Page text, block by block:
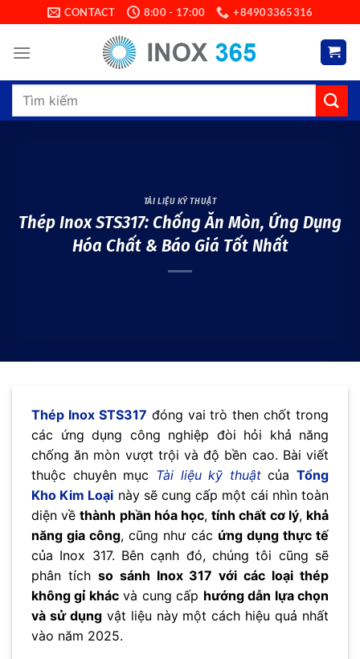
to
content
CONTACT 8:00 - 17:00 +84903365316
Search
TÀI LIỆU KỸ THUẬT
Thép Inox STS317: Chống Ăn Mòn, Ứng Dụng
Hóa Chất & Báo Giá Tốt Nhất
Thép Inox STS317 đóng vai trò then chốt trong
các ứng dụng công nghiệp đòi hỏi khả năng
chống ăn mòn vượt trội và độ bền cao. Bài viết
thuộc chuyên mục Tài liệu kỹ thuậtcủa Tổng
Kho Kim Loại này sẽ cung cấp một cái nhìn toàn
diện vềthành phần hóa học,tính chất cơ lý, khả
năng gia công, cũng như các ứng dụng thực tế
của Inox 317. Bên cạnh đó, chúng tôi cũng sẽ
phân tích so sánh Inox 317 với các loại thép
không gỉ khácvà cung cấp hướng dẫn lựa chọn
và sử dụngvật liệu này một cách hiệu quả nhất
vào năm 2025.